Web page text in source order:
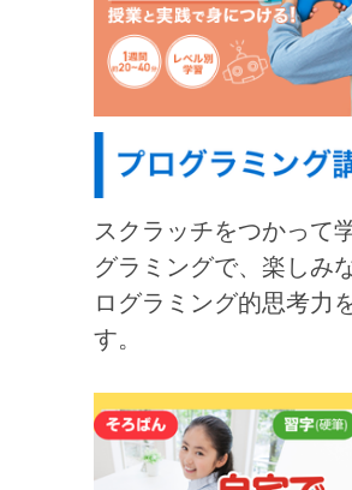
スクラッチをつかって
グラミングで、楽しみ
ログラミング的思考力
す。